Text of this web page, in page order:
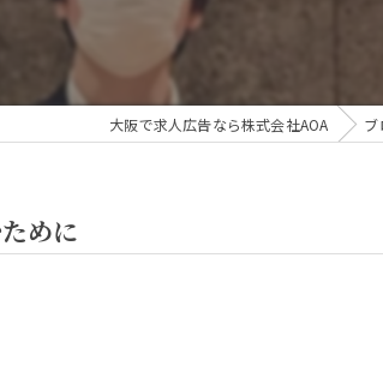
会社
大阪で求人広告なら株式会社AOA ブ
めに